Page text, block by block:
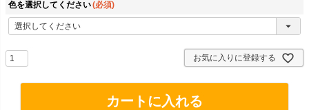
色を選択してください(必須)
お気に入りに登録する
カートに入れる